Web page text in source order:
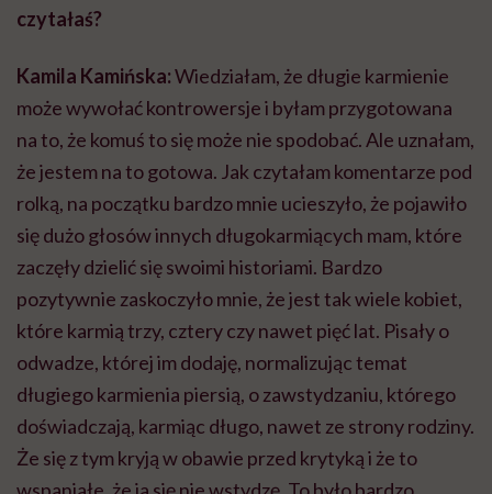
czytałaś?
Kamila Kamińska:Wiedziałam, że długie karmienie
może wywołać kontrowersje i byłam przygotowana
na to, że komuś to się może nie spodobać. Ale uznałam,
że jestem na to gotowa. Jak czytałam komentarze pod
rolką, na początku bardzo mnie ucieszyło, że pojawiło
się dużo głosów innych długokarmiących mam, które
zaczęły dzielić się swoimi historiami. Bardzo
pozytywnie zaskoczyło mnie, że jest tak wiele kobiet,
które karmią trzy, cztery czy nawet pięć lat. Pisały o
odwadze, której im dodaję, normalizując temat
długiego karmienia piersią, o zawstydzaniu, którego
doświadczają, karmiąc długo, nawet ze strony rodziny.
Że się z tym kryją w obawie przed krytyką i że to
wspaniałe, że ja się nie wstydzę. To było bardzo